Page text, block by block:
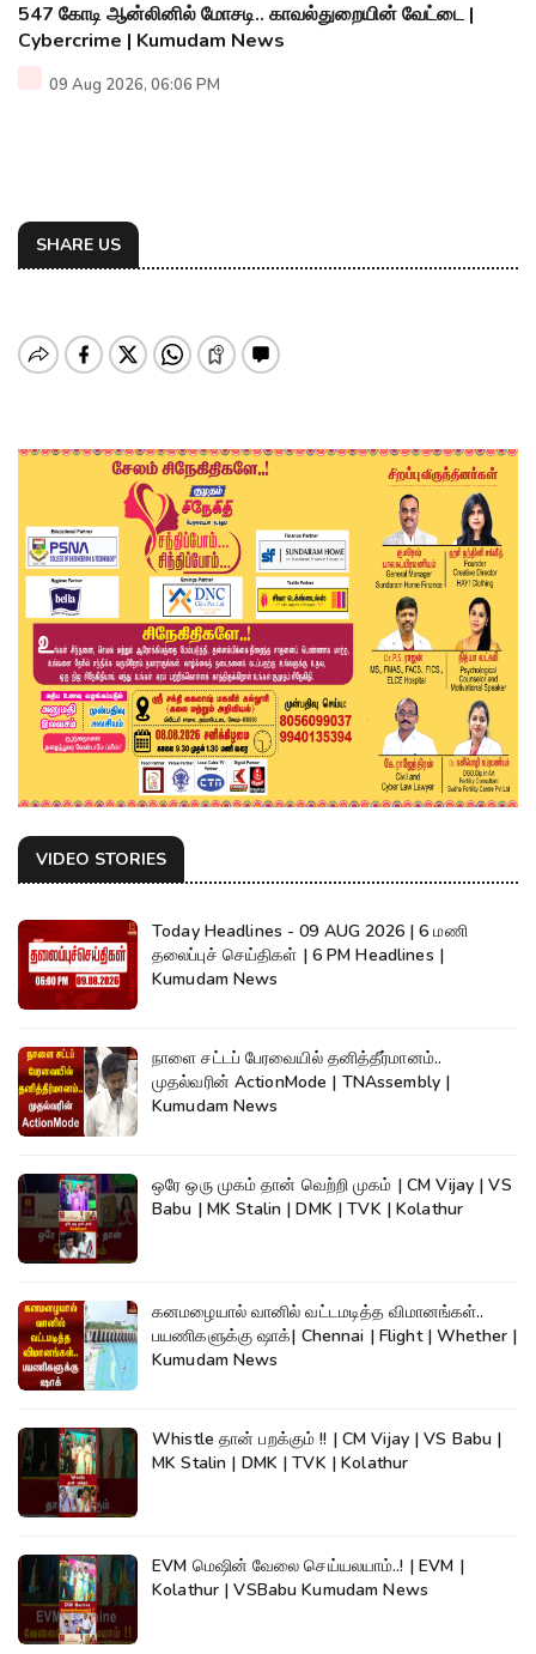
547 கோடி ஆன்லினில் மோசடி.. காவல்துறையின் வேட்டை |
Cybercrime | Kumudam News
09 Aug 2026, 06:06 PM
SHARE US
VIDEO STORIES
Today Headlines - 09 AUG 2026 | 6 மணி
தலைப்புச் செய்திகள் | 6 PM Headlines |
Kumudam News
நாளை சட்டப் பேரவையில் தனித்தீர்மானம்..
முதல்வரின் ActionMode | TNAssembly |
Kumudam News
ஒரே ஒரு முகம் தான் வெற்றி முகம் | CM Vijay | VS
Babu | MK Stalin | DMK | TVK | Kolathur
கனமழையால் வானில் வட்டமடித்த விமானங்கள்..
பயணிகளுக்கு ஷாக்| Chennai | Flight | Whether |
Kumudam News
Whistle தான் பறக்கும் !! | CM Vijay | VS Babu |
MK Stalin | DMK | TVK | Kolathur
EVM மெஷின் வேலை செய்யலயாம்..! | EVM |
Kolathur | VSBabu Kumudam News